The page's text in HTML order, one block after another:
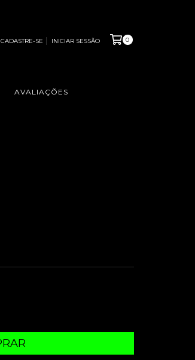
CADASTRE-SE INICIAR SESSÃO 0
AVALIAÇÕES